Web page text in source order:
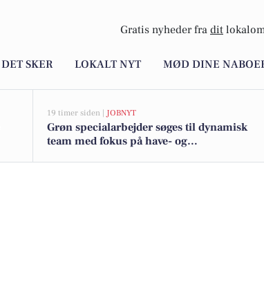
Gratis nyheder fra dit
DET SKER LOKALT NYT MØD DINE
19 timer siden | JOBNYT
Grøn specialarbejder søges til dynamisk
team med fokus på have- og